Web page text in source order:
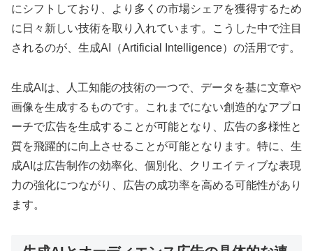
にシフトしており、より多くの市場シェアを獲得するため
に日々新しい技術を取り入れています。こうした中で注目
されるのが、生成AI（Artificial Intelligence）の活用です。
生成AIは、人工知能の技術の一つで、データを基に文章や
画像を生成するものです。これまでにない創造的なアプロ
ーチで広告を生成することが可能となり、広告の多様性と
質を飛躍的に向上させることが可能となります。特に、生
成AIは広告制作の効率化、個別化、クリエイティブな表現
力の強化につながり、広告の成功率を高める可能性があり
ます。